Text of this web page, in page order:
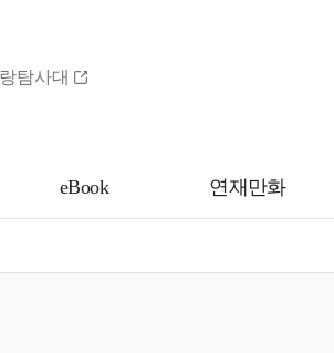
탐사대
eBook 연재만화